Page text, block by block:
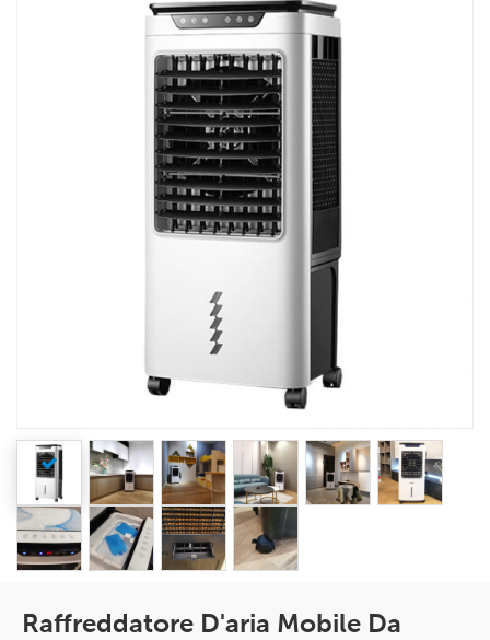
Raffreddatore D'aria Mobile Da